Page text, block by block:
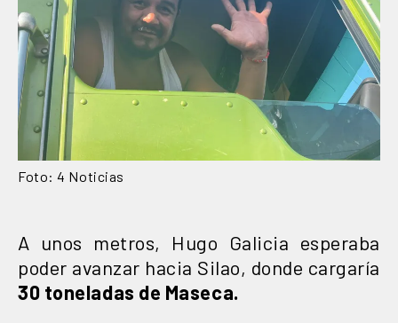
Foto: 4 Noticias
A unos metros, Hugo Galicia esperaba
poder avanzar hacia Silao, donde cargaría
30 toneladas de Maseca.